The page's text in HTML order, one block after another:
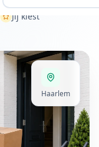
Jij kiest
Haarlem